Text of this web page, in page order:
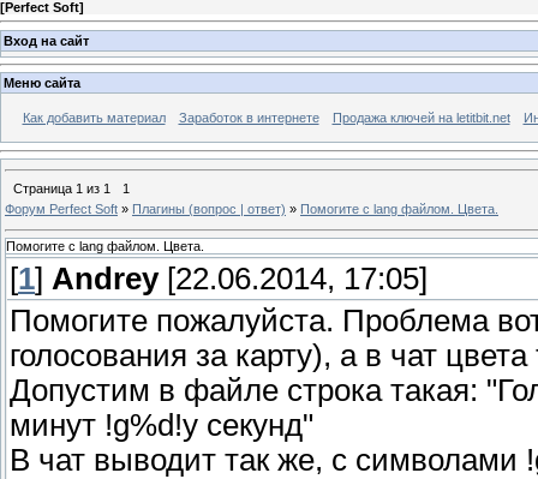
[Perfect Soft]
Вход на сайт
Меню сайта
Как добавить материал Заработок в интернете Продажа ключей на letitbit.net
Страница 1 из 1
1
Форум Perfect Soft » Плагины (вопрос | ответ) » Помогите с lang файлом. Цвета.
Помогите с lang файлом. Цвета.
[1] Andrey[22.06.2014, 17:05]
Помогите пожалуйста. Проблема
голосования за карту), а в чат
Допустим в файле строка такая:
минут !g%d!y секунд"
В чат выводит так же, с